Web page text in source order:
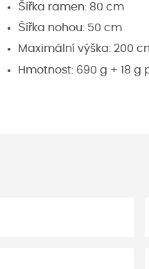
Šířka ramen: 80 cm
Šířka nohou: 50 cm
Maximální výška: 200
Hmotnost: 690 g + 18 g